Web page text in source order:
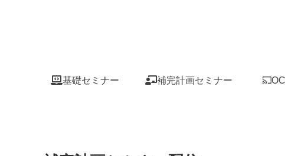
基礎セミナー 補完計画セミナー